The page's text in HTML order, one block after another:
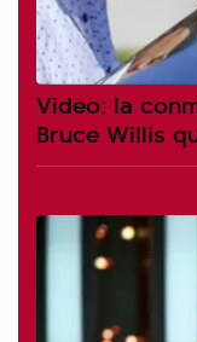
Video: la
Bruce Willis